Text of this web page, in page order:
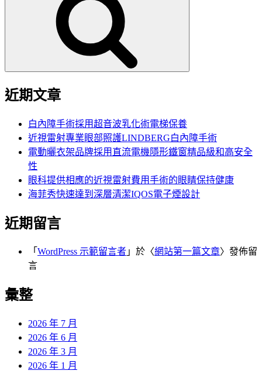
近期文章
白內障手術採用超音波乳化術電梯保養
近視雷射專業眼部照護LINDBERG白內障手術
電動曬衣架品牌採用直流電機隱形鐵窗精品級和高安全
性
眼科提供相應的近視雷射費用手術的眼睛保持健康
海菲秀快速達到深層清潔IQOS電子煙設計
近期留言
「 WordPress 示範留言者 」於〈網站第一篇文章〉發佈留
言
彙整
2026 年 7 月
2026 年 6 月
2026 年 3 月
2026 年 1 月